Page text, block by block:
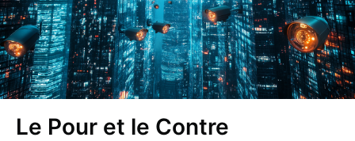
Le Pour et le Contre